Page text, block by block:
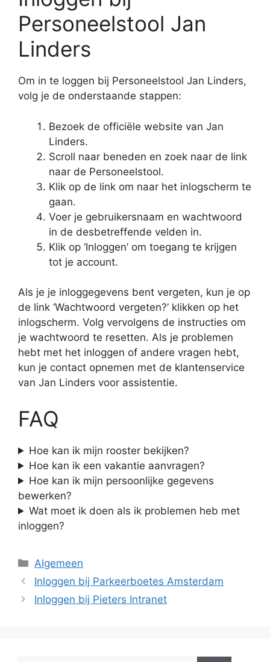
Personeelstool Jan
Linders
Om in te loggen bij Personeelstool Jan Linders,
volg je de onderstaande stappen:
Bezoek de officiële website van Jan
Linders.
Scroll naar beneden en zoek naar de link
naar de Personeelstool.
Klik op de link om naar het inlogscherm te
gaan.
Voer je gebruikersnaam en wachtwoord
in de desbetreffende velden in.
Klik op ‘Inloggen’ om toegang te krijgen
tot je account.
Als je je inloggegevens bent vergeten, kun je op
de link ‘Wachtwoord vergeten?’ klikken op het
inlogscherm. Volg vervolgens de instructies om
je wachtwoord te resetten. Als je problemen
hebt met het inloggen of andere vragen hebt,
kun je contact opnemen met de klantenservice
van Jan Linders voor assistentie.
FAQ
Hoe kan ik mijn rooster bekijken?
Hoe kan ik een vakantie aanvragen?
Hoe kan ik mijn persoonlijke gegevens
bewerken?
Wat moet ik doen als ik problemen heb met
inloggen?
Categorieën
Algemeen
Inloggen bij Parkeerboetes Amsterdam
Inloggen bij Pieters Intranet